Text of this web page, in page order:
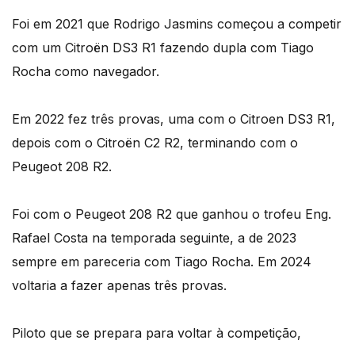
Foi em 2021 que Rodrigo Jasmins começou a competir
com um Citroën DS3 R1 fazendo dupla com Tiago
Rocha como navegador.
Em 2022 fez três provas, uma com o Citroen DS3 R1,
depois com o Citroën C2 R2, terminando com o
Peugeot 208 R2.
Foi com o Peugeot 208 R2 que ganhou o trofeu Eng.
Rafael Costa na temporada seguinte, a de 2023
sempre em pareceria com Tiago Rocha. Em 2024
voltaria a fazer apenas três provas.
Piloto que se prepara para voltar à competição,